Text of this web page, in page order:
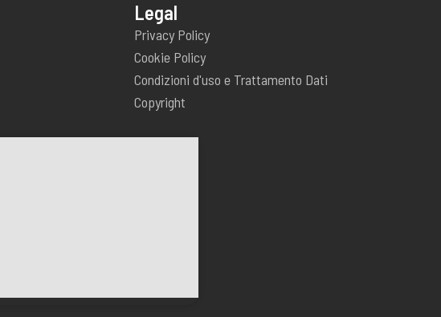
Legal
Privacy Policy
Cookie Policy
Condizioni d'uso e Trattamento Dati
Copyright